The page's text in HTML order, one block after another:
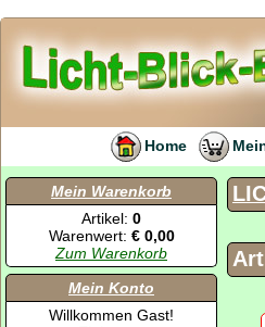
Home
Mein Warenkorb
Artikel: 0
Warenwert: € 0,00
Zum Warenkorb
Mein Konto
Willkommen Gast!